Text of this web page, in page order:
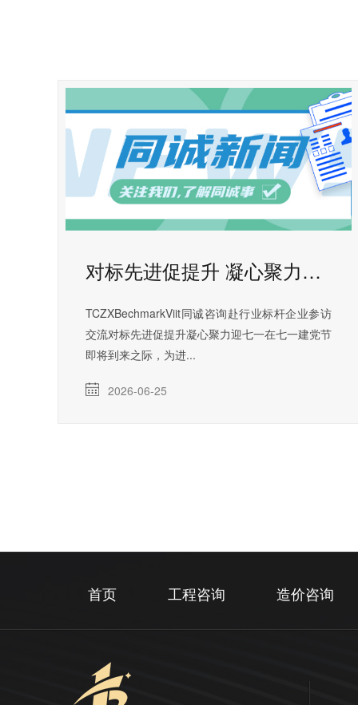
对标先进促提升 凝心聚力迎七一 | 同诚咨询赴行业标杆企业参访交流
TCZXBechmarkViit同诚咨询赴行业标杆企业参访
交流对标先进促提升凝心聚力迎七一在七一建党节
即将到来之际，为进...
2026-06-25
首页 工程咨询 造价咨询